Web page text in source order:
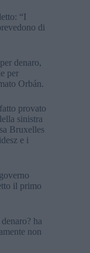
“I
di
denaro,
per
Orbán.
provato
sinistra
Bruxelles
e i
il primo
ha
non